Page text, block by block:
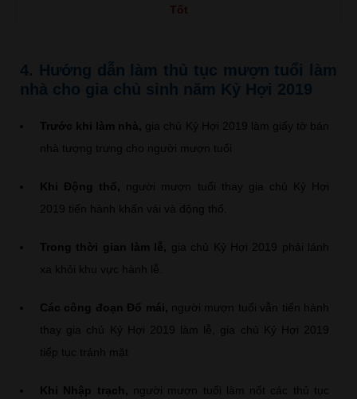
Tốt
4. Hướng dẫn làm thủ tục mượn tuổi làm
nhà cho gia chủ sinh năm Kỷ Hợi 2019
Trước khi làm nhà, gia chủ Kỷ Hợi 2019 làm giấy tờ bán
nhà tượng trưng cho người mượn tuổi
Khi Động thổ, người mượn tuổi thay gia chủ Kỷ Hợi
2019 tiến hành khấn vái và động thổ.
Trong thời gian làm lễ, gia chủ Kỷ Hợi 2019 phải lánh
xa khỏi khu vực hành lễ.
Các công đoạn Đổ mái, người mượn tuổi vẫn tiến hành
thay gia chủ Kỷ Hợi 2019 làm lễ, gia chủ Kỷ Hợi 2019
tiếp tục tránh mặt
Khi Nhập trạch, người mượn tuổi làm nốt các thủ tục